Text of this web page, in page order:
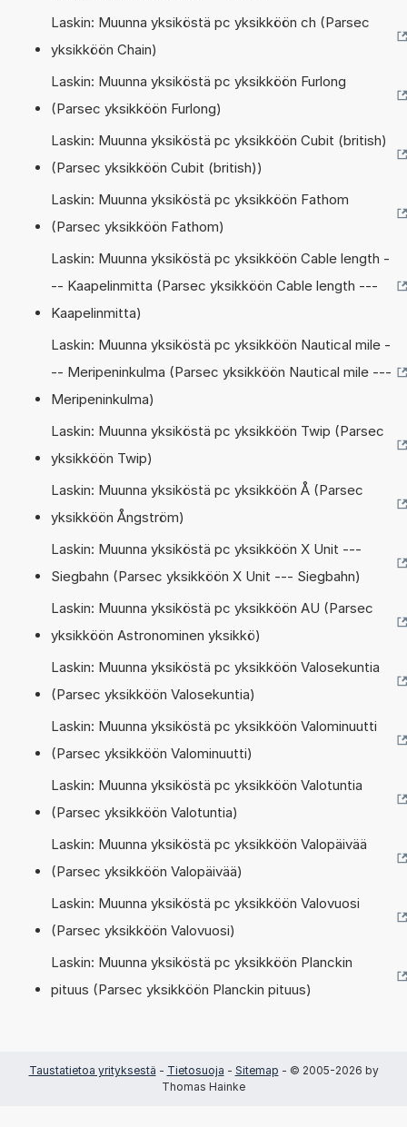
Laskin: Muunna yksiköstä pc yksikköön ch (Parsec
yksikköön Chain)
Laskin: Muunna yksiköstä pc yksikköön Furlong
(Parsec yksikköön Furlong)
Laskin: Muunna yksiköstä pc yksikköön Cubit (british)
(Parsec yksikköön Cubit (british))
Laskin: Muunna yksiköstä pc yksikköön Fathom
(Parsec yksikköön Fathom)
Laskin: Muunna yksiköstä pc yksikköön Cable length -
-- Kaapelinmitta (Parsec yksikköön Cable length ---
Kaapelinmitta)
Laskin: Muunna yksiköstä pc yksikköön Nautical mile -
-- Meripeninkulma (Parsec yksikköön Nautical mile ---
Meripeninkulma)
Laskin: Muunna yksiköstä pc yksikköön Twip (Parsec
yksikköön Twip)
Laskin: Muunna yksiköstä pc yksikköön Å (Parsec
yksikköön Ångström)
Laskin: Muunna yksiköstä pc yksikköön X Unit ---
Siegbahn (Parsec yksikköön X Unit --- Siegbahn)
Laskin: Muunna yksiköstä pc yksikköön AU (Parsec
yksikköön Astronominen yksikkö)
Laskin: Muunna yksiköstä pc yksikköön Valosekuntia
(Parsec yksikköön Valosekuntia)
Laskin: Muunna yksiköstä pc yksikköön Valominuutti
(Parsec yksikköön Valominuutti)
Laskin: Muunna yksiköstä pc yksikköön Valotuntia
(Parsec yksikköön Valotuntia)
Laskin: Muunna yksiköstä pc yksikköön Valopäivää
(Parsec yksikköön Valopäivää)
Laskin: Muunna yksiköstä pc yksikköön Valovuosi
(Parsec yksikköön Valovuosi)
Laskin: Muunna yksiköstä pc yksikköön Planckin
pituus (Parsec yksikköön Planckin pituus)
Taustatietoa yrityksestä - Tietosuoja - Sitemap - © 2005-2026 by
Thomas Hainke